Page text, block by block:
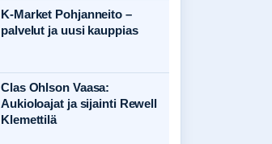
K-Market Pohjanneito –
palvelut ja uusi kauppias
Clas Ohlson Vaasa:
Aukioloajat ja sijainti Rewell
Klemettilä